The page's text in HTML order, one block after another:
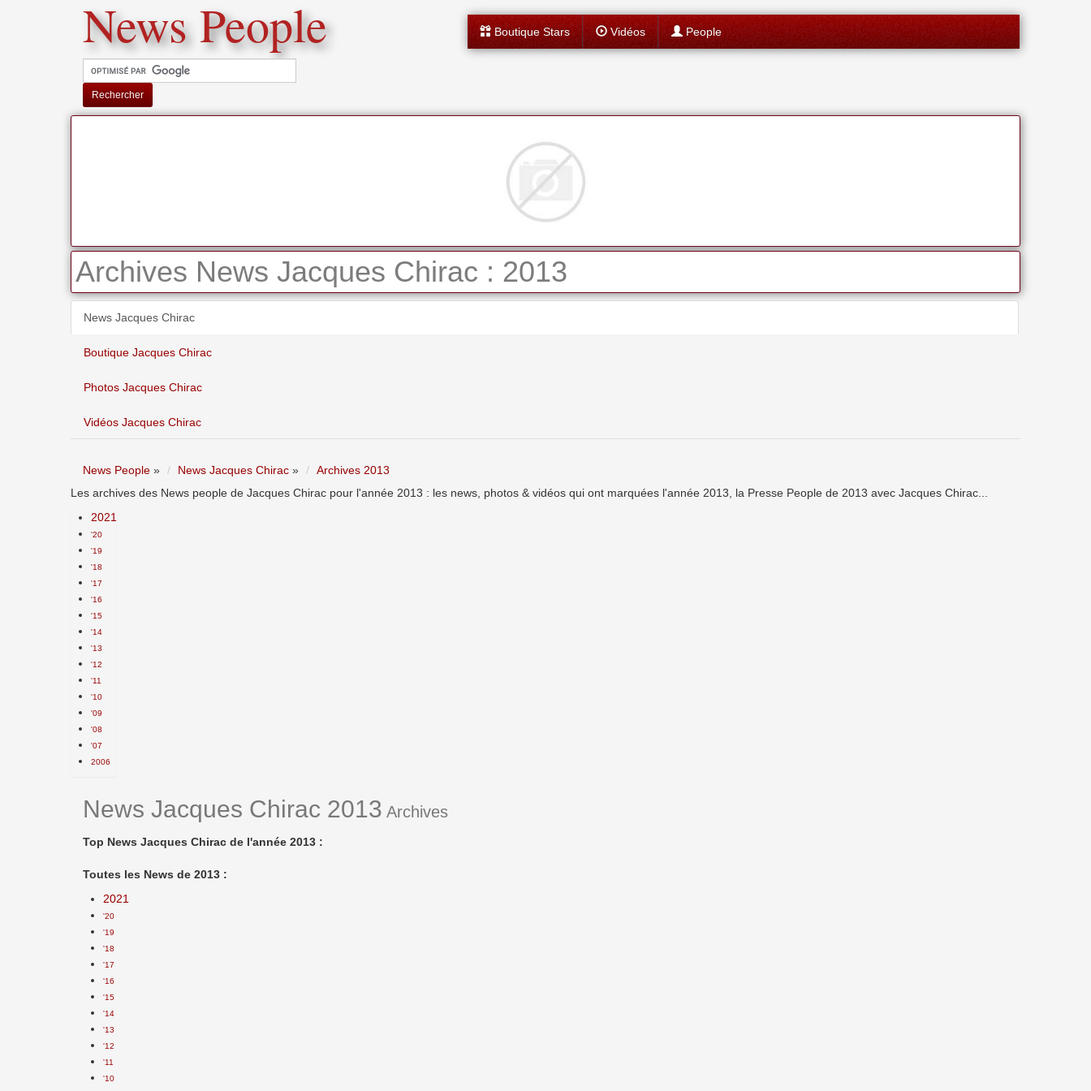
News People
Rechercher
Boutique Stars Vidéos People
Archives News Jacques Chirac : 2013
News Jacques Chirac
Boutique Jacques Chirac
Photos Jacques Chirac
Vidéos Jacques Chirac
News People » News Jacques Chirac »
Archives 2013
Les archives des News people de Jacques Chirac pour l'année 2013 : les news, photos & vidéos qui ont marquées l'année 2013, la Presse People de 2013 avec Jacques Chirac...
2021
'20
'19
'18
'17
'16
'15
'14
'13
'12
'11
'10
'09
'08
'07
2006
News Jacques Chirac 2013 Archives
Top News Jacques Chirac de l'année 2013 :
Toutes les News de 2013 :
2021
'20
'19
'18
'17
'16
'15
'14
'13
'12
'11
'10